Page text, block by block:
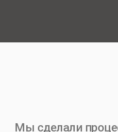
Мы сделали